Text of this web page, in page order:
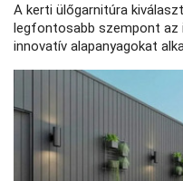
A kerti ülőgarnitúra
legfontosabb szempont az
innovatív alapanyagokat